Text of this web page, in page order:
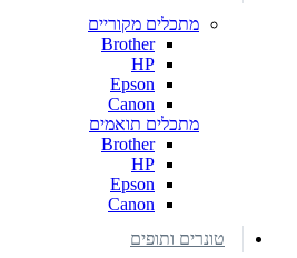
מתכלים מקוריים
Brother
HP
Epson
Canon
מתכלים תואמים
Brother
HP
Epson
Canon
טונרים ותופים